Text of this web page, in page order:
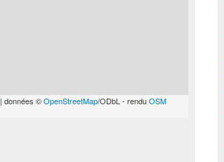
| données ©OpenStreetMap/ODbL - renduOSM